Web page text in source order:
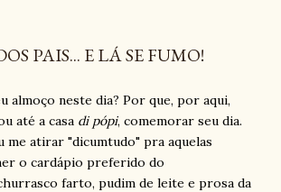
PAIS... E LÁ SE FUMO!
almoço neste dia? Por que, por aqui,
até a casa di pópi, comemorar seu dia.
me atirar "dicumtudo" pra aquelas
o cardápio preferido do
farto, pudim de leite e prosa da